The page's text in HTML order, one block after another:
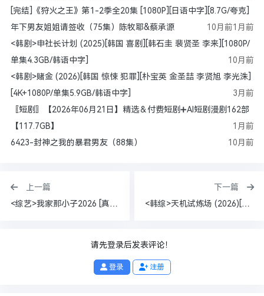
[完结]《狩火之王》第1-2季全20集 [1080P][日语中字][8.7G/夸克]
1月前
年下男友姐姐请签收（75集）陈牧耶&蔡承源
10月前
<韩剧>申社长计划 (2025)[韩国 喜剧][韩石圭 裴贤圣 李来][1080P/
单集4.3GB/韩语中字]
10月前
<韩剧>赌金 (2026)[韩国 惊悚 犯罪][朴宝英 金圣喆 李贤旭 李光洙]
[4K+1080P/单集5.9GB/韩语中字]
3月前
〖短剧〗【2026年06月21日】精选＆付费短剧➕AI短剧漫剧162部
【117.7GB】
1月前
6423-封神之我的暴君男友（88集）
10月前
上一篇
<综艺>我家那小子2026 [真人秀][蒋敦豪 余承恩 黄瀚哲 夏之光][1080P/单集1.4GB/国语中字]
下一篇
<韩综>天机试炼场 (2026)[真人秀][全炫茂 申东熙 姜智荣 ][豆瓣 8.0分][10集全][1080P/单集2.1GB/韩语中字]
请先登录后发表评论！
登录 注册